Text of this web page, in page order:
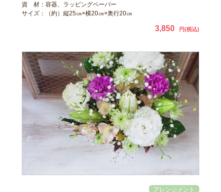
資 材：容器、ラッピングペーパー
サイズ：（約）縦25㎝×横20㎝×奥行20㎝
3,850 円(税込)